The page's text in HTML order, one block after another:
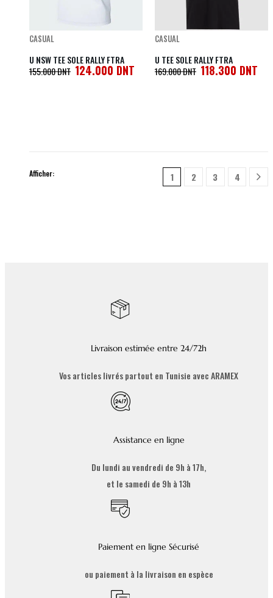
CASUAL
U NSW TEE SOLE RALLY FTRA
155.000DNT 124.000 DNT
CASUAL
U TEE SOLE RALLY FTRA
169.000DNT 118.300 DNT
Afficher: 1 2 3 4
Livraison estimée entre 24/72h
Vos articles livrés partout en Tunisie avec ARAMEX
Assistance en ligne
Du lundi au vendredi de 9h à 17h,
et le samedi de 9h à 13h
Paiement en ligne Sécurisé
ou paiement à la livraison en espèce